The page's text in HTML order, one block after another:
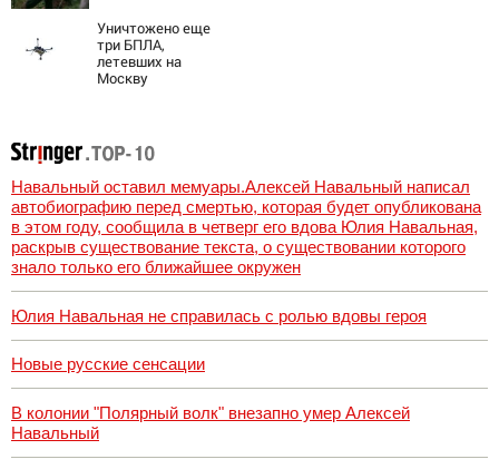
Уничтожено еще
три БПЛА,
летевших на
Москву
Навальный оставил мемуары.Алексей Навальный написал
автобиографию перед смертью, которая будет опубликована
в этом году, сообщила в четверг его вдова Юлия Навальная,
раскрыв существование текста, о существовании которого
знало только его ближайшее окружен
Юлия Навальная не справилась с ролью вдовы героя
Новые русские сенсации
В колонии "Полярный волк" внезапно умер Алексей
Навальный